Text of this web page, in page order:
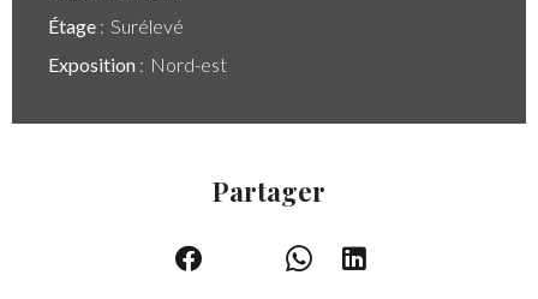
Étage
Surélevé
Exposition
Nord-est
Partager